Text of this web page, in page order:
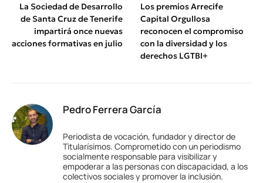
La Sociedad de Desarrollo
de Santa Cruz de Tenerife
impartirá once nuevas
acciones formativas en julio
Los premios Arrecife
Capital Orgullosa
reconocen el compromiso
con la diversidad y los
derechos LGTBI+
Pedro Ferrera García
Periodista de vocación, fundador y director de
Titularísimos. Comprometido con un periodismo
socialmente responsable para visibilizar y
empoderar a las personas con discapacidad, a los
colectivos sociales y promover la inclusión.